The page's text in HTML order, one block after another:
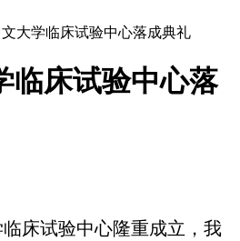
大学临床试验中心落成典礼
临床试验中心落
床试验中心隆重成立，我